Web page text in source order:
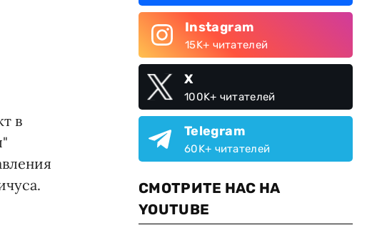
в
Instagram
15K+ читателей
X
100K+ читателей
Telegram
60K+ читателей
СМОТРИТЕ НАС НА
YOUTUBE